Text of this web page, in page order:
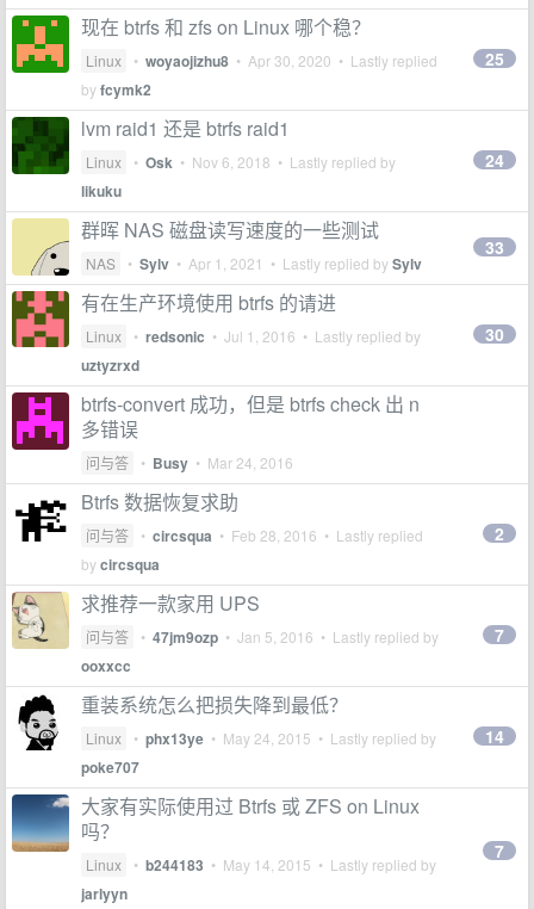
现在 btrfs 和 zfs on Linux 哪个稳？
Linux • woyaojizhu8 • Apr 30, 2020 • Lastly replied
byfcymk2
25
lvm raid1 还是 btrfs raid1
Linux • Osk • Nov 6, 2018 • Lastly replied by
likuku
24
群晖 NAS 磁盘读写速度的一些测试
NAS • Sylv • Apr 1, 2021 • Lastly replied bySylv
33
有在生产环境使用 btrfs 的请进
Linux • redsonic • Jul 1, 2016 • Lastly replied by
uztyzrxd
30
btrfs-convert 成功，但是 btrfs check 出 n
多错误
问与答 • Busy • Mar 24, 2016
Btrfs 数据恢复求助
问与答 • circsqua • Feb 28, 2016 • Lastly replied
bycircsqua
2
求推荐一款家用 UPS
问与答 • 47jm9ozp • Jan 5, 2016 • Lastly replied by
ooxxcc
7
重装系统怎么把损失降到最低？
Linux • phx13ye • May 24, 2015 • Lastly replied by
poke707
14
大家有实际使用过 Btrfs 或 ZFS on Linux
吗？
Linux • b244183 • May 14, 2015 • Lastly replied by
jarlyyn
7